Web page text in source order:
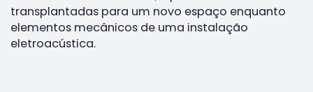
transplantadas para um novo espaço enquanto
elementos mecânicos de uma instalação
eletroacústica.